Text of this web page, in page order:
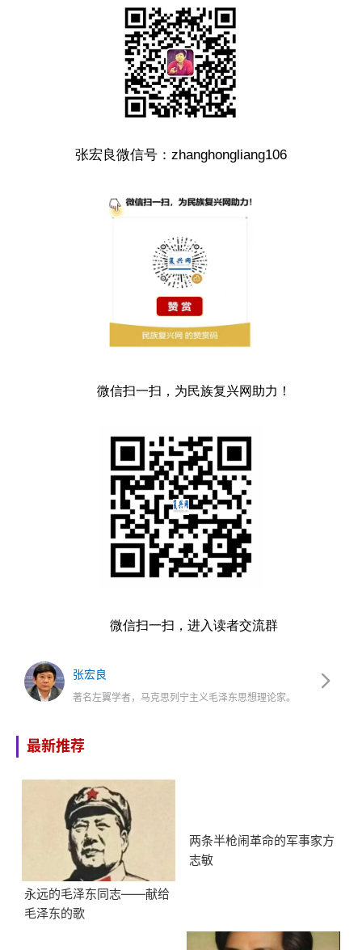
张宏良微信号：zhanghongliang106
微信扫一扫，为民族复兴网助力！
微信扫一扫，进入读者交流群
张宏良
著名左翼学者，马克思列宁主义毛泽东思想理论家。
最新推荐
永远的毛泽东同志——献给
毛泽东的歌
两条半枪闹革命的军事家方
志敏